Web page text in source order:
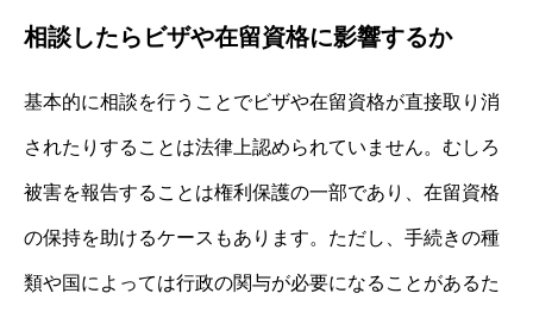
相談したらビザや在留資格に影響するか
基本的に相談を行うことでビザや在留資格が直接取り消
されたりすることは法律上認められていません。むしろ
被害を報告することは権利保護の一部であり、在留資格
の保持を助けるケースもあります。ただし、手続きの種
類や国によっては行政の関与が必要になることがあるた